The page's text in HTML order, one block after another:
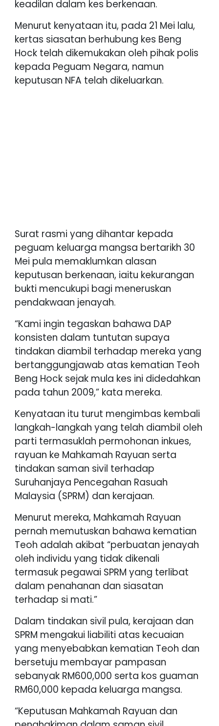
keadilan dalam kes berkenaan.
Menurut kenyataan itu, pada 21 Mei lalu,
kertas siasatan berhubung kes Beng
Hock telah dikemukakan oleh pihak polis
kepada Peguam Negara, namun
keputusan NFA telah dikeluarkan.
Surat rasmi yang dihantar kepada
peguam keluarga mangsa bertarikh 30
Mei pula memaklumkan alasan
keputusan berkenaan, iaitu kekurangan
bukti mencukupi bagi meneruskan
pendakwaan jenayah.
“Kami ingin tegaskan bahawa DAP
konsisten dalam tuntutan supaya
tindakan diambil terhadap mereka yang
bertanggungjawab atas kematian Teoh
Beng Hock sejak mula kes ini didedahkan
pada tahun 2009,” kata mereka.
Kenyataan itu turut mengimbas kembali
langkah-langkah yang telah diambil oleh
parti termasuklah permohonan inkues,
rayuan ke Mahkamah Rayuan serta
tindakan saman sivil terhadap
Suruhanjaya Pencegahan Rasuah
Malaysia (SPRM) dan kerajaan.
Menurut mereka, Mahkamah Rayuan
pernah memutuskan bahawa kematian
Teoh adalah akibat “perbuatan jenayah
oleh individu yang tidak dikenali
termasuk pegawai SPRM yang terlibat
dalam penahanan dan siasatan
terhadap si mati.”
Dalam tindakan sivil pula, kerajaan dan
SPRM mengakui liabiliti atas kecuaian
yang menyebabkan kematian Teoh dan
bersetuju membayar pampasan
sebanyak RM600,000 serta kos guaman
RM60,000 kepada keluarga mangsa.
“Keputusan Mahkamah Rayuan dan